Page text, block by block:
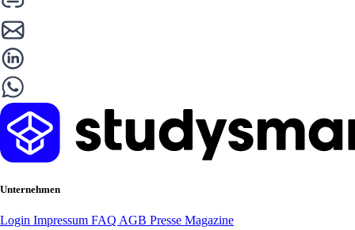
Unternehmen
Login Impressum FAQ AGB Presse Magazine